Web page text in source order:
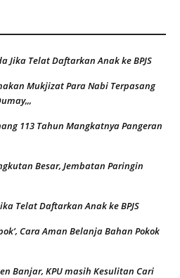
Jika Telat Daftarkan Anak ke BPJS
Mukjizat Para Nabi Terpasang
113 Tahun Mangkatnya Pangeran
Besar, Jembatan Paringin
Telat Daftarkan Anak ke BPJS
Cara Aman Belanja Bahan Pokok
Banjar, KPU masih Kesulitan Cari